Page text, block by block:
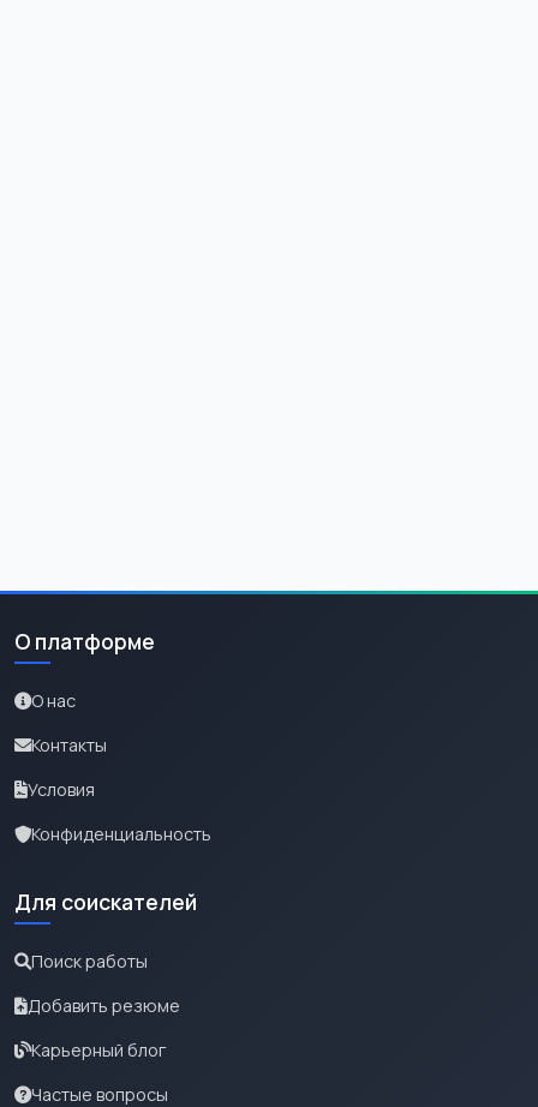
О платформе
О нас
Контакты
Условия
Конфиденциальность
Для соискателей
Поиск работы
Добавить резюме
Карьерный блог
Частые вопросы